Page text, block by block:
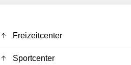
Freizeitcenter
Sportcenter